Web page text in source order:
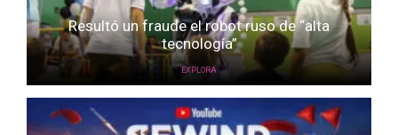
Resultó un fraude el robot ruso de “alta
tecnología”
EXPLORA